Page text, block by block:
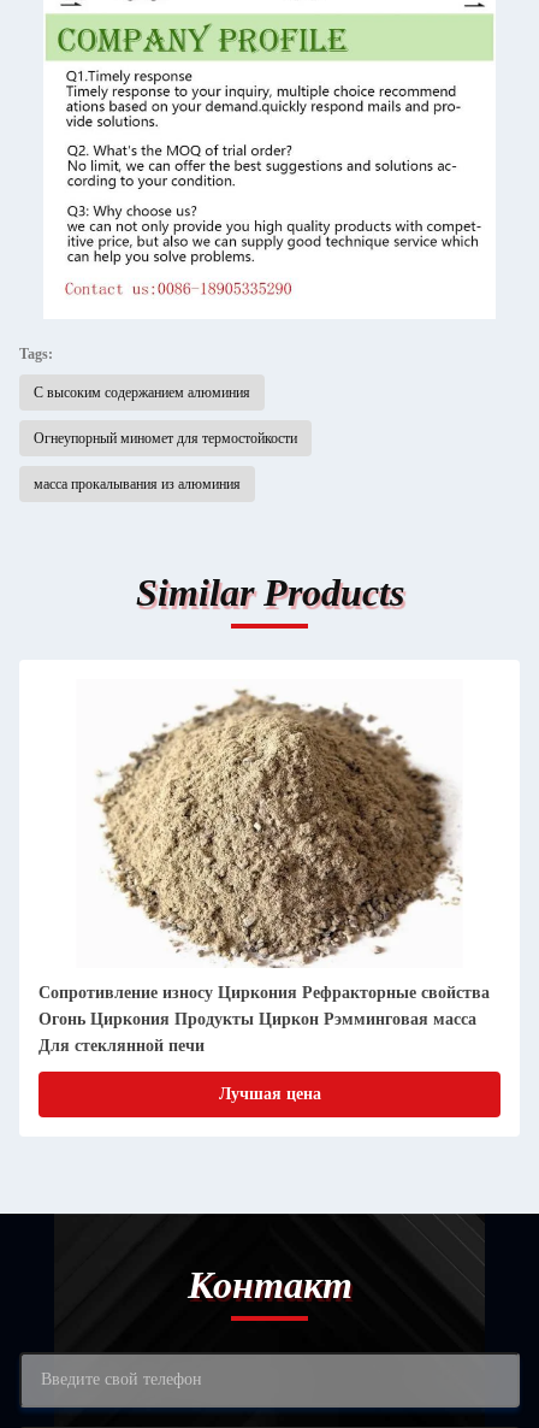
Tags:
С высоким содержанием алюминия
Огнеупорный миномет для термостойкости
масса прокалывания из алюминия
Similar Products
Выдающаяся долговечность и высокая
производительность рефракторные отливки для
стеклянных печей
Лучшая цена
Контакт